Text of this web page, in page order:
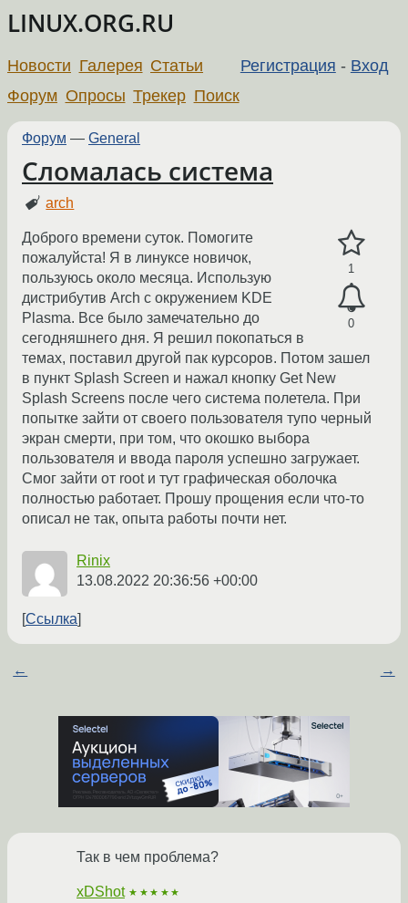
LINUX.ORG.RU
Регистрация - Вход
Новости Галерея Статьи
Форум Опросы Трекер Поиск
Форум — General
Сломалась система
arch
1
0
Доброго времени суток. Помогите
пожалуйста! Я в линуксе новичок,
пользуюсь около месяца. Использую
дистрибутив Arch с окружением KDE
Plasma. Все было замечательно до
сегодняшнего дня. Я решил покопаться в
темах, поставил другой пак курсоров. Потом зашел
в пункт Splash Screen и нажал кнопку Get New
Splash Screens после чего система полетела. При
попытке зайти от своего пользователя тупо черный
экран смерти, при том, что окошко выбора
пользователя и ввода пароля успешно загружает.
Смог зайти от root и тут графическая оболочка
полностью работает. Прошу прощения если что-то
описал не так, опыта работы почти нет.
Rinix
13.08.2022 20:36:56 +00:00
Ссылка
← →
Так в чем проблема?
xDShot ★★★★★